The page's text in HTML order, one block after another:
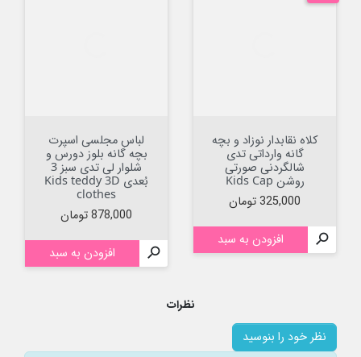
کلاه نقابدار نوزاد و بچه
گانه وارداتی تدی
شالگردنی صورتی
روشن Kids Cap
قیمت
325,000 تومان
 افزودن به سبد
لباس مجلسی اسپرت
بچه گانه بلوز دورس و
شلوار لی تدی سبز 3
بُعدی Kids teddy 3D
clothes
قیمت
878,000 تومان
 افزودن به سبد
نظرات
نظر خود را بنوسید